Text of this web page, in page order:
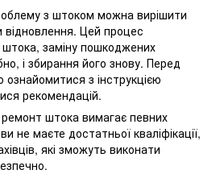
з штоком можна вирішити
Цей процес
заміну пошкоджених
і збирання його знову. Перед
з інструкцією
рекомендацій.
штока вимагає певних
не маєте достатньої кваліфікації,
які зможуть виконати